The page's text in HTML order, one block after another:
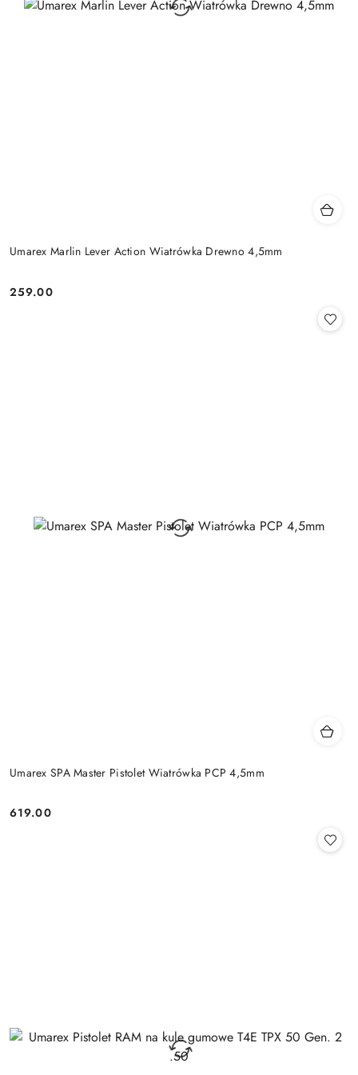
Umarex Marlin Lever Action Wiatrówka Drewno 4,5mm
Cena:
259.00
Umarex SPA Master Pistolet Wiatrówka PCP 4,5mm
Cena:
619.00